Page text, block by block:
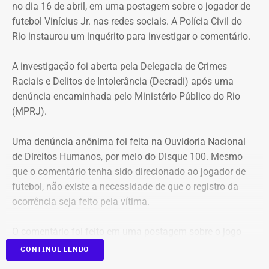
na necessidade de preservar a continuidade do serviço
público, a eficiência e a segurança jurídica de suas
operações.
Prazos rigorosos para certificação
obrigatória
cronograma rígido aos nomeados que ainda não
possuem a certificação profissional exigida por lei:
Inscrição no exame: Prova de inscrição em até 90 dias a
partir da contratação da empresa certificadora;
Punição: O descumprimento do prazo resultará no
afastamento e substituição imediata do servidor.
no dia 16 de abril, em uma postagem sobre o jogador de
futebol Vinícius Jr. nas redes sociais. A Polícia Civil do
Rio instaurou um inquérito para investigar o comentário.
A investigação foi aberta pela Delegacia de Crimes
Raciais e Delitos de Intolerância (Decradi) após uma
denúncia encaminhada pelo Ministério Público do Rio
(MPRJ).
Uma denúncia anônima foi feita na Ouvidoria Nacional
de Direitos Humanos, por meio do Disque 100. Mesmo
que o comentário tenha sido direcionado ao jogador de
futebol, não existe a necessidade de que o registro da
ocorrência seja feito pela vítima.
entre o Real Madrid, time de
Munique. No jogo, o atleta brasileiro e Joshua Kimmich
CONTINUE LENDO